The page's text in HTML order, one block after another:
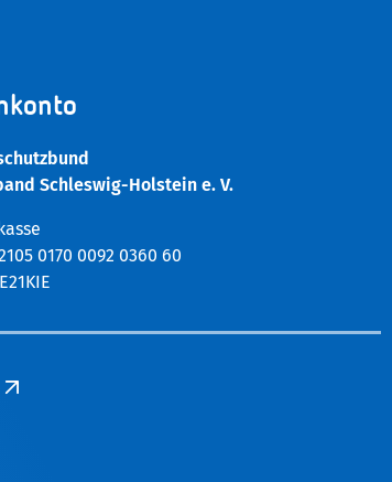
Schleswig-Holstein e. V.
0170 0092 0360 60